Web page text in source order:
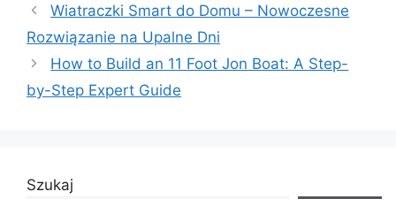
Wiatraczki Smart do Domu – Nowoczesne
Rozwiązanie na Upalne Dni
How to Build an 11 Foot Jon Boat: A Step-
by-Step Expert Guide
Szukaj